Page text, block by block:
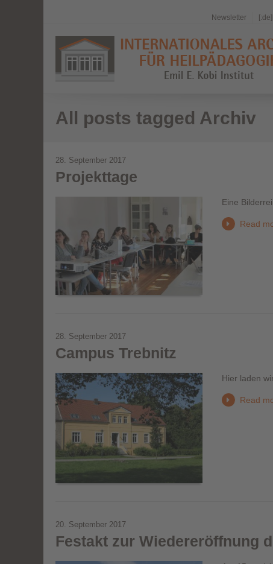
Newsletter
All posts tagged Archiv
28. September 2017
Projekttage
Eine
Read
28. September 2017
Campus Trebnitz
Hier laden
Read
20. September 2017
Festakt zur Wiedereröffnung